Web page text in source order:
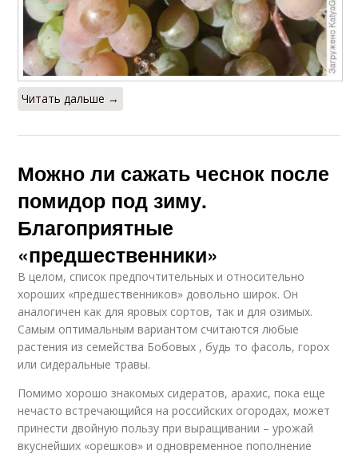
Читать дальше →
Можно ли сажать чеснок после
помидор под зиму.
Благоприятные
«предшественники»
В целом, список предпочтительных и относительно
хороших «предшественников» довольно широк. Он
аналогичен как для яровых сортов, так и для озимых.
Самым оптимальным вариантом считаются любые
растения из семейства Бобовых , будь то фасоль, горох
или сидеральные травы.
Помимо хорошо знакомых сидератов, арахис, пока еще
нечасто встречающийся на российских огородах, может
принести двойную пользу при выращивании – урожай
вкуснейших «орешков» и одновременное пополнение